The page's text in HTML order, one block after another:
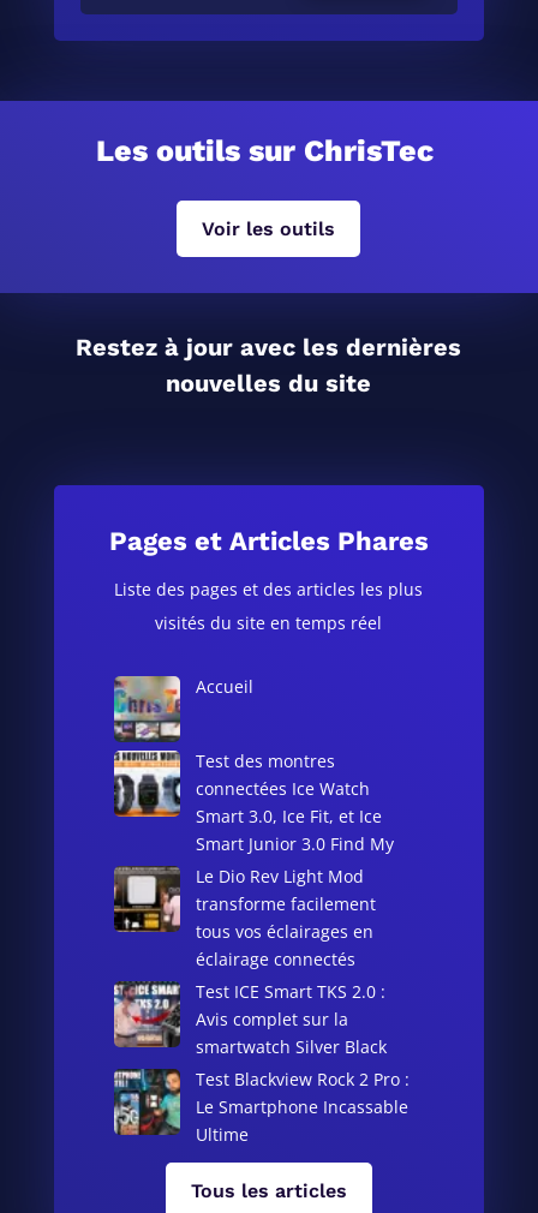
Les outils sur ChrisTec
Voir les outils
Restez à jour avec les dernières
nouvelles du site
Pages et Articles Phares
Liste des pages et des articles les plus
visités du site en temps réel
Accueil
Test des montres
connectées Ice Watch
Smart 3.0, Ice Fit, et Ice
Smart Junior 3.0 Find My
Le Dio Rev Light Mod
transforme facilement
tous vos éclairages en
éclairage connectés
Test ICE Smart TKS 2.0 :
Avis complet sur la
smartwatch Silver Black
Test Blackview Rock 2 Pro :
Le Smartphone Incassable
Ultime
Tous les articles